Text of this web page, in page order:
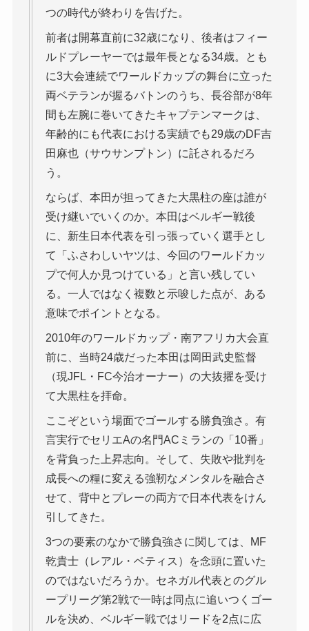
つの時代が終わりを告げた。
前者は開幕直前に32歳になり、後者はフィー
ルドプレーヤーでは最年長となる34歳。とも
に3大会連続でワールドカップの舞台に立った
両ベテランが握るバトンのうち、長谷部が8年
間も左腕に巻いてきたキャプテンマークは、
年齢的にも代表における実績でも29歳のDF吉
田麻也（サウサンプトン）に託されるだろ
う。
ならば、本田が担ってきた大黒柱の座は誰が
受け継いでいくのか。本田はベルギー戦後
に、新生日本代表を引っ張っていく選手とし
て「ふさわしいヤツは、今回のワールドカッ
プで何人か見つけている」と言い残してい
る。一人ではなく複数と示唆した点が、ある
意味でポイントとなる。
2010年のワールドカップ・南アフリカ大会直
前に、当時24歳だった本田は岡田武史監督
（現JFL・FC今治オーナー）の大抜擢を受け
て大黒柱を拝命。
ここぞという場面でゴールする勝負強さ。有
言実行でセリエAの名門ACミランの「10番」
を背負った上昇志向。そして、失敗や批判を
成長への糧に変える強靭なメンタルを融合さ
せて、背中とプレーの両方で日本代表をけん
引してきた。
3つの要素のなかで勝負強さに関しては、MF
乾貴士（レアル・ベティス）を念頭に置いた
のではないだろうか。セネガル代表とのグル
ープリーグ第2戦で一時は同点に追いつくゴー
ルを決め、ベルギー戦ではリードを2点に広